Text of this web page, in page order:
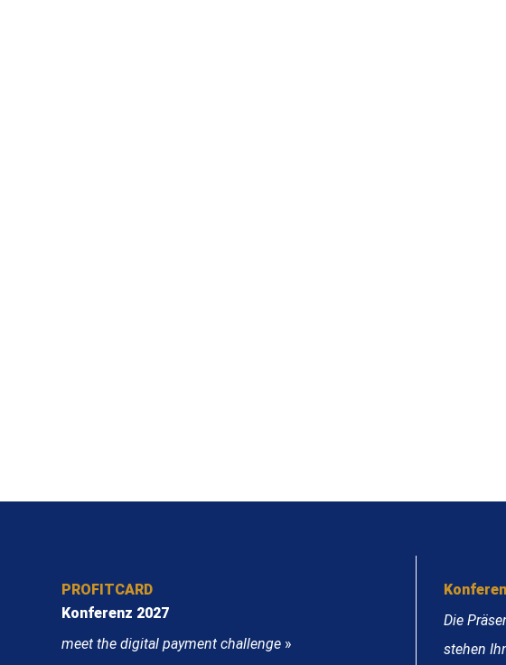
PROFITCARD
Konferenz 2027
meet the digital payment challenge »
Die
stehen